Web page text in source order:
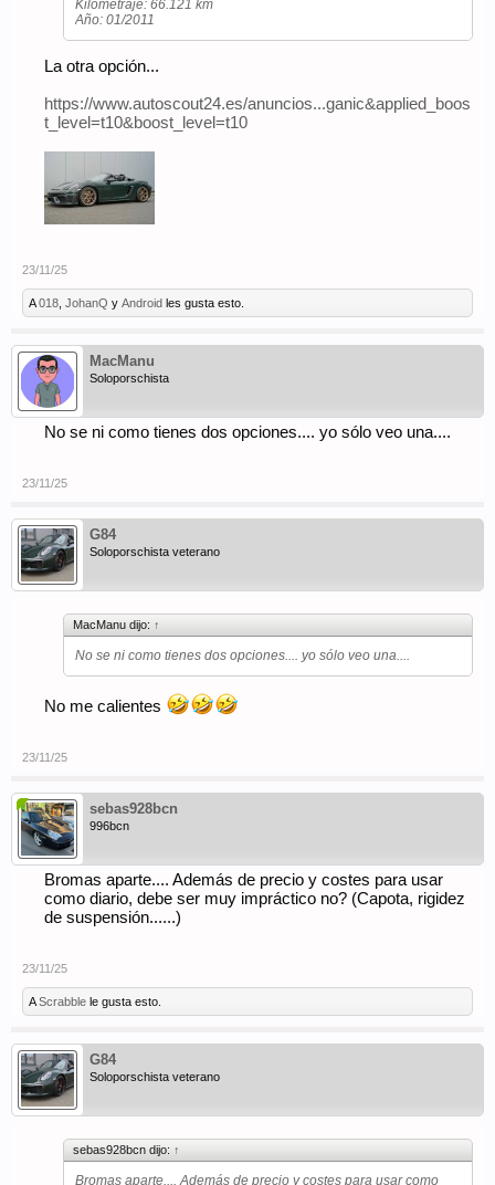
Kilometraje: 66.121 km
Año: 01/2011
La otra opción...
https://www.autoscout24.es/anuncios...ganic&applied_boos
t_level=t10&boost_level=t10
23/11/25
A018 JohanQ y Android les gusta esto.
MacManu
Soloporschista
No se ni como tienes dos opciones.... yo sólo veo una....
23/11/25
G84
Soloporschista veterano
MacManu dijo: ↑
No se ni como tienes dos opciones.... yo sólo veo una....
No me calientes
23/11/25
sebas928bcn
996bcn
Bromas aparte.... Además de precio y costes para usar
como diario, debe ser muy impráctico no? (Capota, rigidez
de suspensión......)
23/11/25
AScrabble le gusta esto.
G84
Soloporschista veterano
sebas928bcn dijo: ↑
Bromas aparte.... Además de precio y costes para usar como